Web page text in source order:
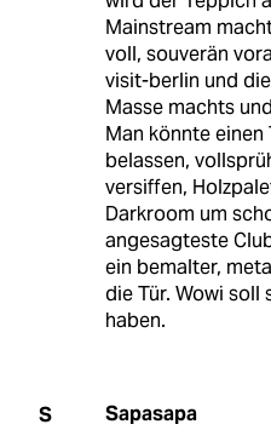
Mainstream
voll, souverän
visit-berlin und
Masse machts
Man könnte einen
belassen,
versiffen,
Darkroom um
angesagteste
ein bemalter,
die Tür. Wowi soll
haben.
S Sapasapa